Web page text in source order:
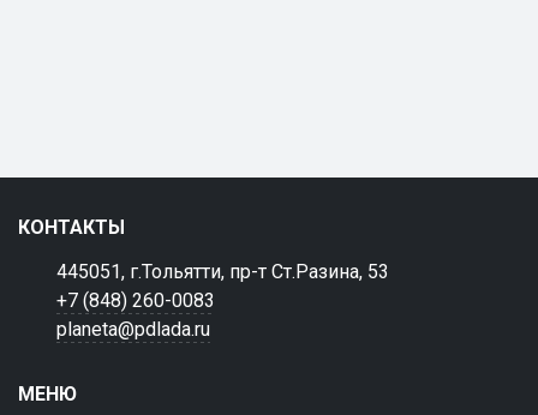
КОНТАКТЫ
445051, г.Тольятти, пр-т Ст.Разина, 53
+7 (848) 260-0083
planeta@pdlada.ru
МЕНЮ